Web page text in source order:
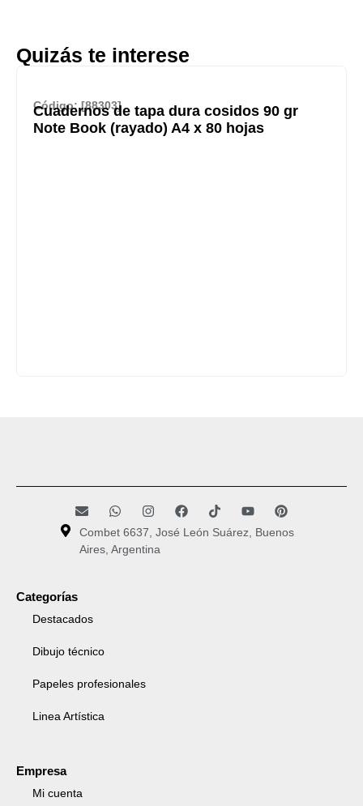
Quizás te interese
Código: [88303]
Cuadernos de tapa dura cosidos 90 gr
Note Book (rayado) A4 x 80 hojas
Combet 6637, José León Suárez, Buenos
Aires, Argentina
Categorías
Destacados
Dibujo técnico
Papeles profesionales
Linea Artística
Empresa
Mi cuenta